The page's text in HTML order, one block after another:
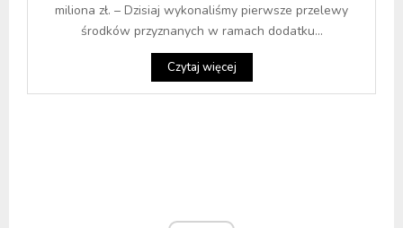
miliona zł. – Dzisiaj wykonaliśmy pierwsze przelewy
środków przyznanych w ramach dodatku...
Czytaj więcej